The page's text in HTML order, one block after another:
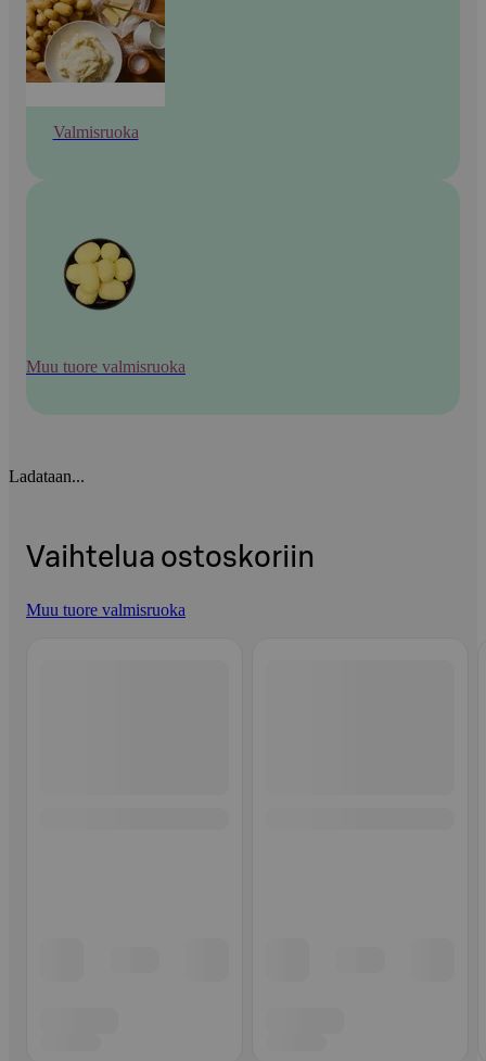
Valmisruoka
Muu tuore valmisruoka
Ladataan...
Vaihtelua ostoskoriin
Muu tuore valmisruoka